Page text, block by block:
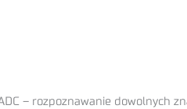
– rozpoznawanie dowolnych